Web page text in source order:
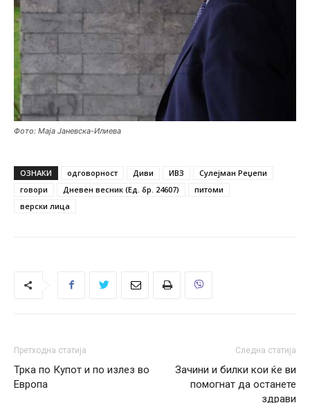
Фото: Маја Јаневска-Илиева
ОЗНАКИ одговорност Диви ИВЗ
Сулејман Реџепи
говори
Дневен весник (Ед. бр. 24607)
питоми
верски лица
Претходна статија
Трка по Купот и по излез во
Европа
Следна статија
Зачини и билки кои ќе ви
помогнат да останете
здрави